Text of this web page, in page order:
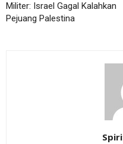
Militer: Israel Gagal Kalahkan
Pejuang Palestina